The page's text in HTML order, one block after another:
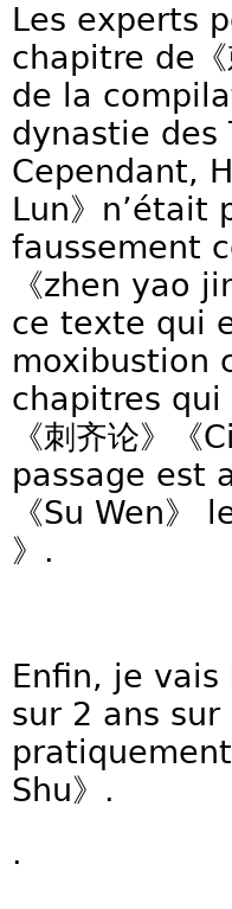
Les experts
chapitre de
de la
dynastie
Cependant,
Lun》n’était
faussement
《zhen yao
ce texte qui
moxibustion
chapitres qui
《刺齐论》
passage est
《Su Wen》
》.
Enfin, je
sur 2 ans sur
Shu》.
.